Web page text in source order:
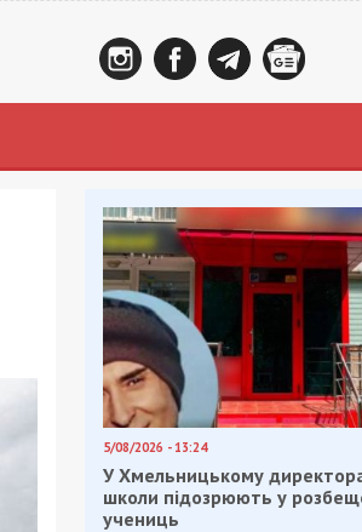
5/08/2026 - 13:24
У Хмельницькому
школи підозрюють у
учениць